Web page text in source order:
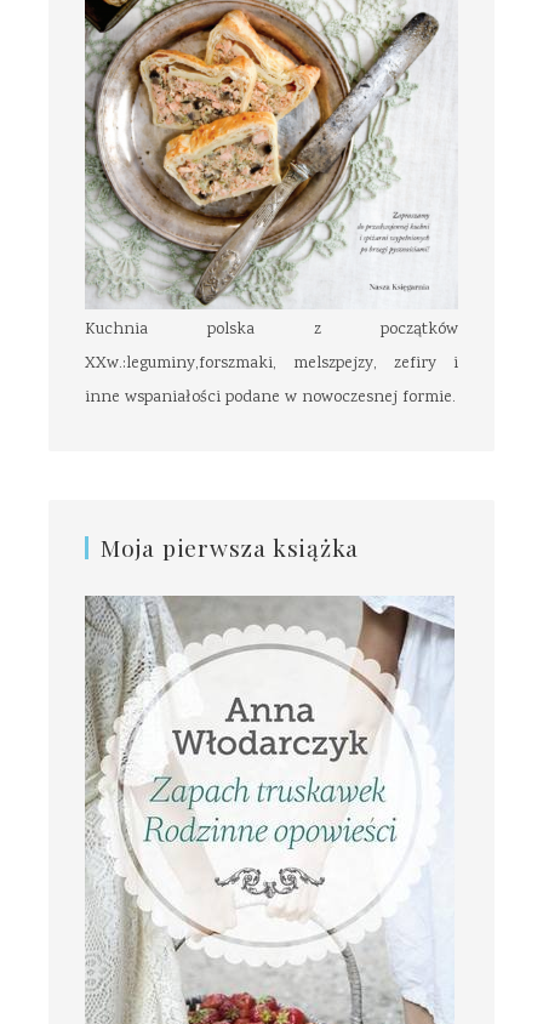
Kuchnia polska z początków
XXw.:leguminy,forszmaki, melszpejzy, zefiry i
inne wspaniałości podane w nowoczesnej formie.
Moja pierwsza książka